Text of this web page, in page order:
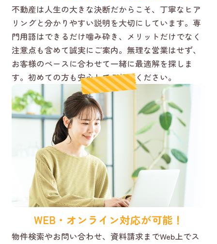
不動産は人生の大きな決断だからこそ、丁寧なヒア
リングと分かりやすい説明を大切にしています。専
門用語はできるだけ噛み砕き、メリットだけでなく
注意点も含めて誠実にご案内。無理な営業はせず、
お客様のペースに合わせて一緒に最適解を探しま
す。初めての方も安心してご相談ください。
WEB・オンライン対応が可能！
物件検索やお問い合わせ、資料請求までWeb上でス